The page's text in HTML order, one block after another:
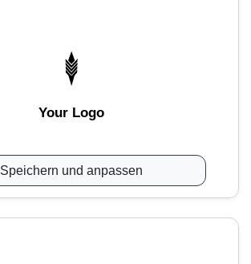
Your Logo
Speichern und anpassen